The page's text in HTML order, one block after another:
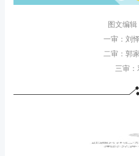
图文编
一审：刘
二审：郭
三审：
公司